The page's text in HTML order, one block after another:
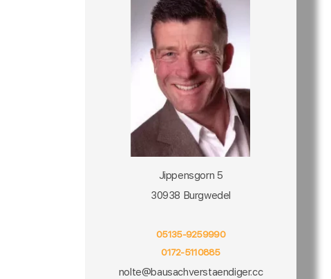
Jippensgorn 5
30938 Burgwedel
05135-9259990
0172-5110885
nolte@bausachverstaendiger.cc